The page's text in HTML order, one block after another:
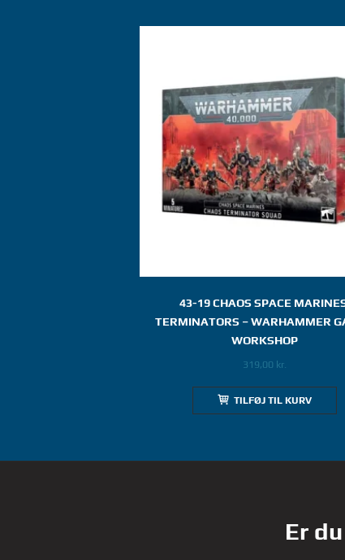
43-19 CHAOS SPACE
TERMINATORS – WARHAMMER
WORKSHOP
319,00 kr.
TILFØJ TIL KURV
Er